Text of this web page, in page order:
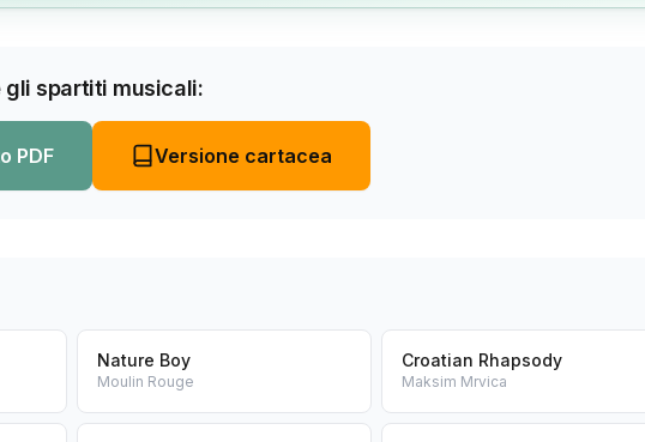
spartiti musicali:
PDF Versione cartacea
Nature Boy
Moulin Rouge
Croatian Rhapsody
Maksim Mrvica